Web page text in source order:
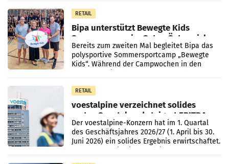
RETAIL
Bipa unterstützt Bewegte Kids
Sommercamps im Osten Österreichs
Bereits zum zweiten Mal begleitet Bipa das
polysportive Sommersportcamp „Bewegte
Kids“. Während der Campwochen in den
RETAIL
voestalpine verzeichnet solides
erstes Quartal und steigert EBITDA
Der voestalpine-Konzern hat im 1. Quartal
des Geschäftsjahres 2026/27 (1. April bis 30.
Juni 2026) ein solides Ergebnis erwirtschaftet.